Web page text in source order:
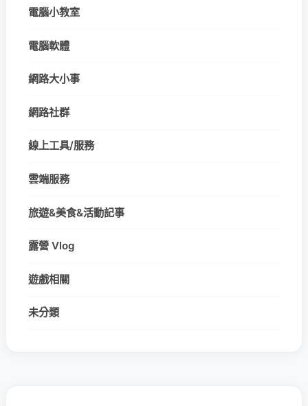
電腦小教室
電腦軟體
網路大小事
網路社群
線上工具/服務
雲端服務
旅遊&美食&活動記事
露營 Vlog
遊戲相關
未分類